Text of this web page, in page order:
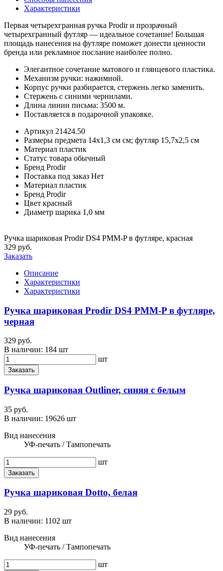
Характеристики
Первая четырехгранная ручка Prodir и прозрачный
четырехгранный футляр — идеальное сочетание! Большая
площадь нанесения на футляре поможет донести ценности
бренда или рекламное послание наиболее полно.
Элегантное сочетание матового и глянцевого пластика.
Механизм ручки: нажимной.
Корпус ручки разбирается, стержень легко заменить.
Стержень с синими чернилами.
Длина линии письма: 3500 м.
Поставляется в подарочной упаковке.
Артикул 21424.50
Размеры предмета 14x1,3 см см; футляр 15,7х2,5 см
Материал пластик
Статус товара обычный
Бренд Prodir
Поставка под заказ Нет
Материал пластик
Бренд Prodir
Цвет красный
Диаметр шарика 1,0 мм
Ручка шариковая Prodir DS4 PMM-P в футляре, красная
329 руб.
Заказать
Описание
Характеристики
Характеристики
Ручка шариковая Prodir DS4 PMM-P в футляре,
черная
329 руб.
В наличии: 184 шт
шт
Заказать
Ручка шариковая Outliner, синяя с белым
35 руб.
В наличии: 19626 шт
Вид нанесения
УФ-печать / Тампопечать
шт
Заказать
Ручка шариковая Dotto, белая
29 руб.
В наличии: 1102 шт
Вид нанесения
УФ-печать / Тампопечать
шт